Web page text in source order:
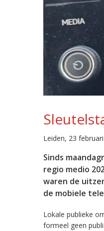
Leiden, 23
Sinds
regio medio
waren de
de mobiele
Lokale publieke
formeel geen